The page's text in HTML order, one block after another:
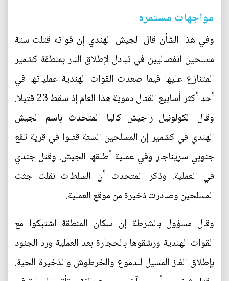
مواجهات مستمره
وفي هذا الشأن قال الجيش الهندي إن قواته قتلت ستة
مسلحين انفصاليين في تبادل لإطلاق النار بمنطقة كشمير
المتنازع عليها فيما صعدت القوات الهندية عملياتها في
أحد أكثر أسابيع القتال دموية هذا العام إذ سقط 23 قتيلا.
وقال الكولونيل راجيش كاليا المتحدث باسم الجيش
الهندي في كشمير إن المسلحين الستة قتلوا في قرية تقع
جنوبي سريناجار وفي عملية أطلقها الجيش. وقتل جندي
في العملية. وذكر المتحدث أن السلطات نقلت جثث
المسلحين وصادرت ذخيرة من موقع العملية.
وقال مسؤول بالشرطة إن سكان المنطقة اشتبكوا مع
القوات الهندية ورشقوها بالحجارة بعد العملية ورد الجنود
بإطلاق الغاز المسيل للدموع والخرطوش والذخيرة الحية.